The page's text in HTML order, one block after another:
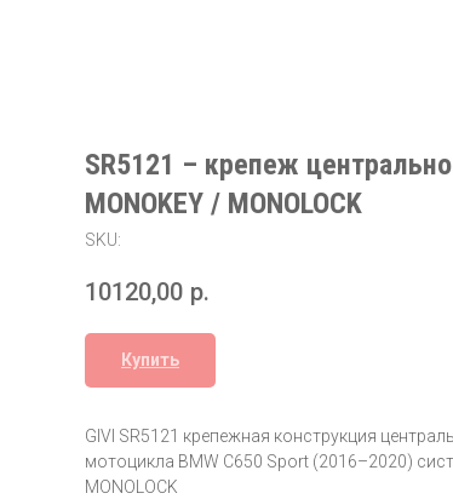
SR5121 – крепеж
MONOKEY / MONOLOCK
SKU:
10120,00 р.
Купить
GIVI SR5121 крепежная конструкция
мотоцикла BMW C650 Sport (2016–2020)
MONOLOCK